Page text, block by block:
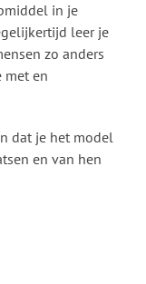
in je
leer je
zo anders
met en
dat je het model
en van hen